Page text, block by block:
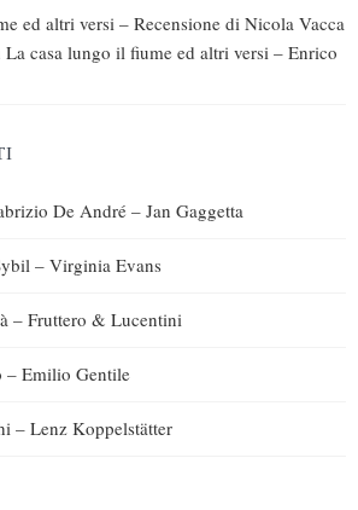
ed altri versi – Recensione di Nicola Vacca
La casa lungo il fiume ed altri versi – Enrico
De André – Jan Gaggetta
– Virginia Evans
– Fruttero & Lucentini
– Emilio Gentile
– Lenz Koppelstätter